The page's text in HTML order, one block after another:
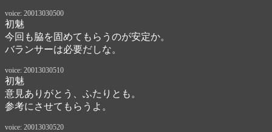
voice: 20013030500
初魅
今回も脇を固めてもらうのが安定か。
バランサーは必要だしな。
voice: 20013030510
初魅
意見ありがとう、ふたりとも。
参考にさせてもらうよ。
voice: 20013030520